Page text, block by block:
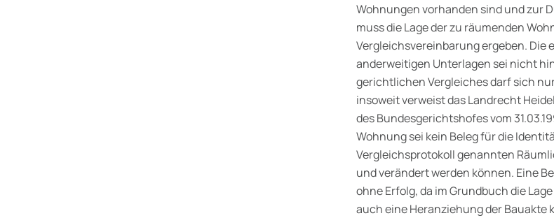
Wohnungen vorhanden sind und zur
muss die Lage der zu räumenden
Vergleichsvereinbarung ergeben. Die
anderweitigen Unterlagen sei nicht
gerichtlichen Vergleiches darf sich
insoweit verweist das Landrecht
des Bundesgerichtshofes vom
Wohnung sei kein Beleg für die
Vergleichsprotokoll genannten
und verändert werden können. Eine
ohne Erfolg, da im Grundbuch die
auch eine Heranziehung der Bauakte